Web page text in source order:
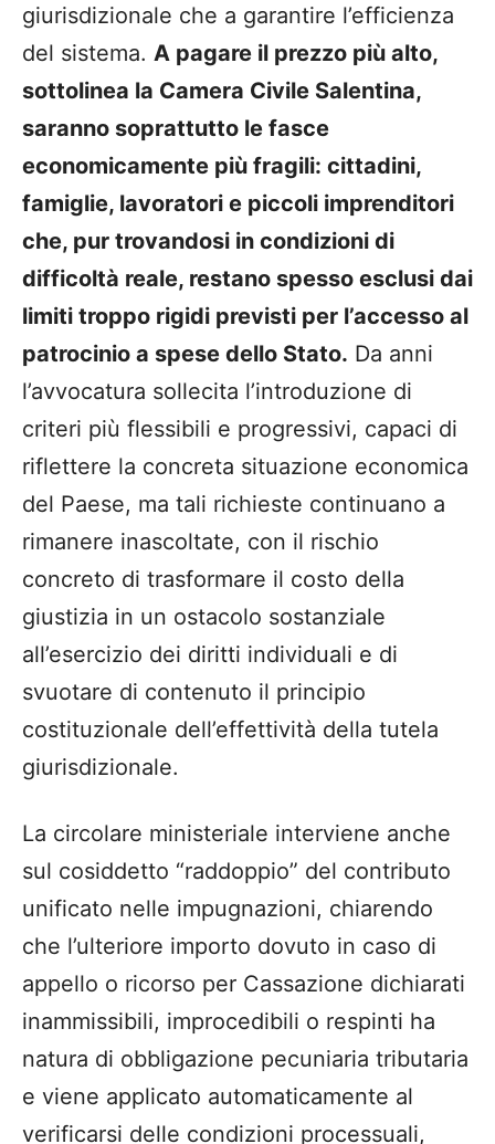
giurisdizionale che a garantire l’efficienza
del sistema. A pagare il prezzo più alto,
sottolinea la Camera Civile Salentina,
saranno soprattutto le fasce
economicamente più fragili: cittadini,
famiglie, lavoratori e piccoli imprenditori
che, pur trovandosi in condizioni di
difficoltà reale, restano spesso esclusi dai
limiti troppo rigidi previsti per l’accesso al
patrocinio a spese dello Stato. Da anni
l’avvocatura sollecita l’introduzione di
criteri più flessibili e progressivi, capaci di
riflettere la concreta situazione economica
del Paese, ma tali richieste continuano a
rimanere inascoltate, con il rischio
concreto di trasformare il costo della
giustizia in un ostacolo sostanziale
all’esercizio dei diritti individuali e di
svuotare di contenuto il principio
costituzionale dell’effettività della tutela
giurisdizionale.
La circolare ministeriale interviene anche
sul cosiddetto “raddoppio” del contributo
unificato nelle impugnazioni, chiarendo
che l’ulteriore importo dovuto in caso di
appello o ricorso per Cassazione dichiarati
inammissibili, improcedibili o respinti ha
natura di obbligazione pecuniaria tributaria
e viene applicato automaticamente al
verificarsi delle condizioni processuali,